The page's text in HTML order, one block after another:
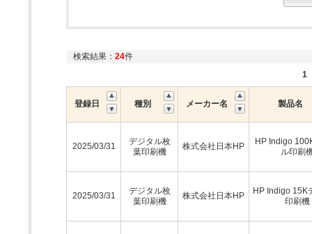
検索結果： 24件
1
登録日 種別 メーカー名 製品名
2025/03/31
デジタル枚
葉印刷機
株式会社日本HP
HP Indigo
ル印刷
2025/03/31
デジタル枚
葉印刷機
株式会社日本HP
HP Indigo 15K
印刷機